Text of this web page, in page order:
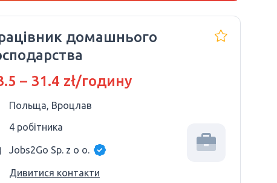
домашнього
– 31.4 zł/годину
Польща, Вроцлав
4 робітника
Jobs2Go Sp. z o o.
Дивитися контакти